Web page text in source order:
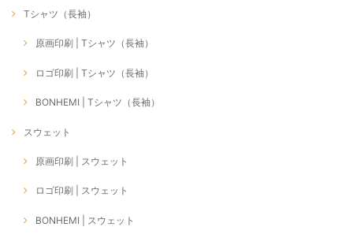
Tシャツ（長袖）
原画印刷 | Tシャツ（長袖）
ロゴ印刷 | Tシャツ（長袖）
BONHEMI | Tシャツ（長袖）
スウェット
原画印刷 | スウェット
ロゴ印刷 | スウェット
BONHEMI | スウェット